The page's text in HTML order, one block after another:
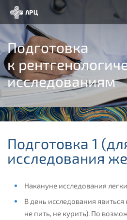
Подготовка
к
исследованиям
Подготовка 1
исследования
Накануне исследования
В день исследования явиться
не пить, не курить). По